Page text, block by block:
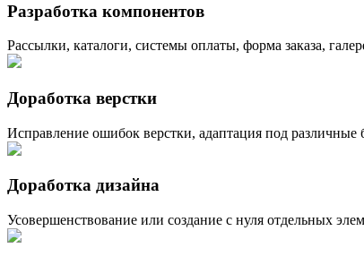
Разработка компонентов
Рассылки, каталоги, системы оплаты, форма заказа,
Доработка верстки
Исправление ошибок верстки, адаптация под различные
Доработка дизайна
Усовершенствование или создание с нуля отдельных